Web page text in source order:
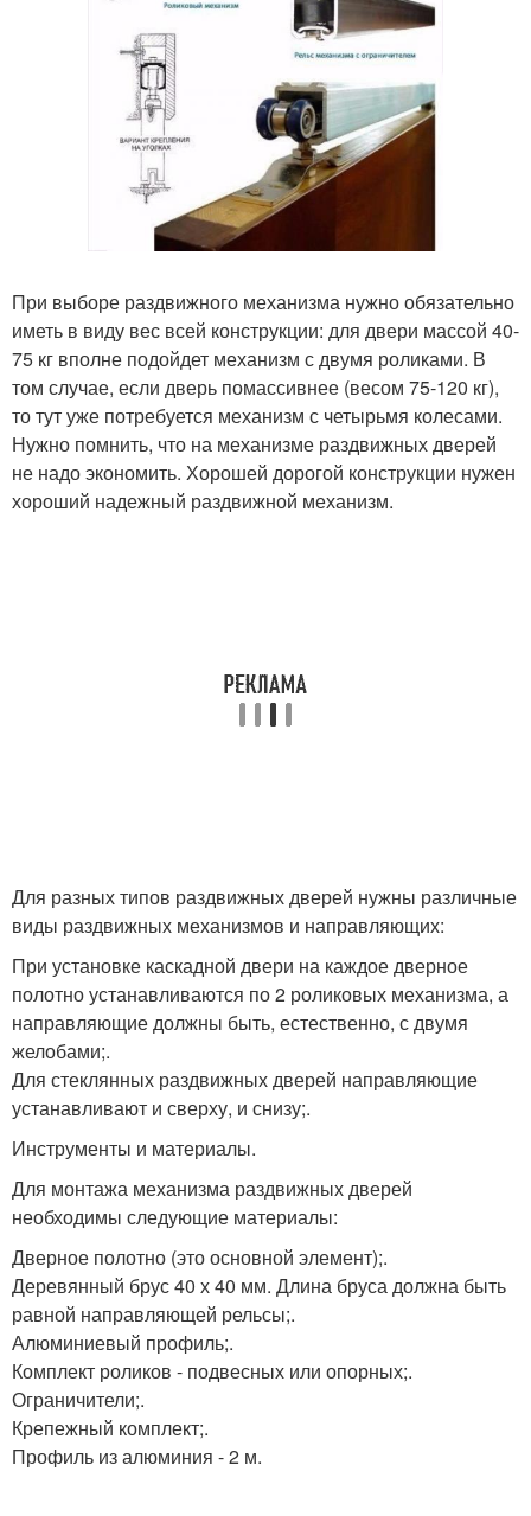
При выборе раздвижного механизма нужно обязательно
иметь в виду вес всей конструкции: для двери массой 40-
75 кг вполне подойдет механизм с двумя роликами. В
том случае, если дверь помассивнее (весом 75-120 кг),
то тут уже потребуется механизм с четырьмя колесами.
Нужно помнить, что на механизме раздвижных дверей
не надо экономить. Хорошей дорогой конструкции нужен
хороший надежный раздвижной механизм.
Для разных типов раздвижных дверей нужны различные
виды раздвижных механизмов и направляющих:
При установке каскадной двери на каждое дверное
полотно устанавливаются по 2 роликовых механизма, а
направляющие должны быть, естественно, с двумя
желобами;.
Для стеклянных раздвижных дверей направляющие
устанавливают и сверху, и снизу;.
Инструменты и материалы.
Для монтажа механизма раздвижных дверей
необходимы следующие материалы:
Дверное полотно (это основной элемент);.
Деревянный брус 40 х 40 мм. Длина бруса должна быть
равной направляющей рельсы;.
Алюминиевый профиль;.
Комплект роликов - подвесных или опорных;.
Ограничители;.
Крепежный комплект;.
Профиль из алюминия - 2 м.